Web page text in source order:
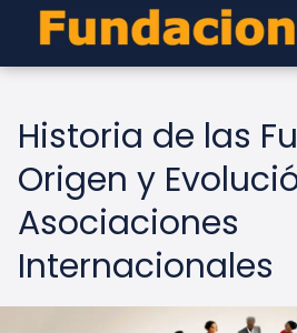
Historia de las
Origen y
Asociaciones
Internacionales